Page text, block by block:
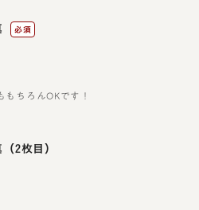
必須
ちろんOKです！
（2枚目）